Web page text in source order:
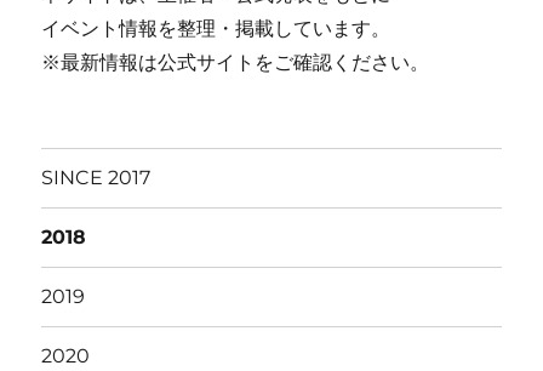
イベント情報を整理・掲載しています。
※最新情報は公式サイトをご確認ください。
SINCE 2017
2018
2019
2020